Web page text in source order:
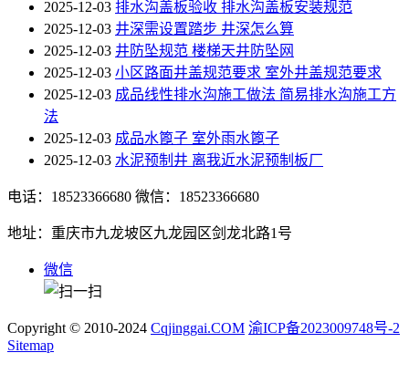
2025-12-03 排水沟盖板验收 排水沟盖板安装规范
2025-12-03 井深需设置踏步 井深怎么算
2025-12-03 井防坠规范 楼梯天井防坠网
2025-12-03 小区路面井盖规范要求 室外井盖规范要求
2025-12-03 成品线性排水沟施工做法 简易排水沟施工方
法
2025-12-03 成品水篦子 室外雨水篦子
2025-12-03 水泥预制井 离我近水泥预制板厂
电话：18523366680 微信：18523366680
地址：重庆市九龙坡区九龙园区剑龙北路1号
微信
Copyright © 2010-2024 Cqjinggai.COM 渝ICP备2023009748号-2
Sitemap